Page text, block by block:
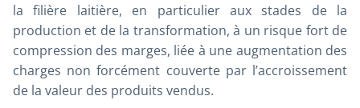
la filière laitière, en particulier aux stades de la
production et de la transformation, à un risque fort de
compression des marges, liée à une augmentation des
charges non forcément couverte par l’accroissement
de la valeur des produits vendus.